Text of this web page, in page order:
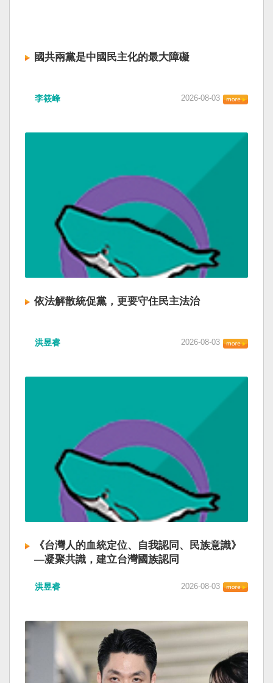
國共兩黨是中國民主化的最大障礙
李筱峰 2026-08-03
依法解散統促黨，更要守住民主法治
洪昱睿 2026-08-03
《台灣人的血統定位、自我認同、民族意識》
—凝聚共識，建立台灣國族認同
洪昱睿 2026-08-03